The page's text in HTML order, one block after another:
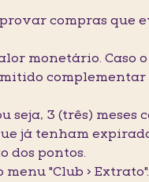
compras que
monetário. Caso
seja, 3 (três)
já tenham
dos pontos.
"Club > Extrato".